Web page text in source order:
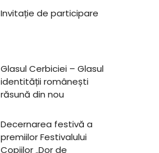
Invitație de participare
Glasul Cerbiciei – Glasul
identității românești
răsună din nou
Decernarea festivă a
premiilor Festivalului
Copiilor „Dor de